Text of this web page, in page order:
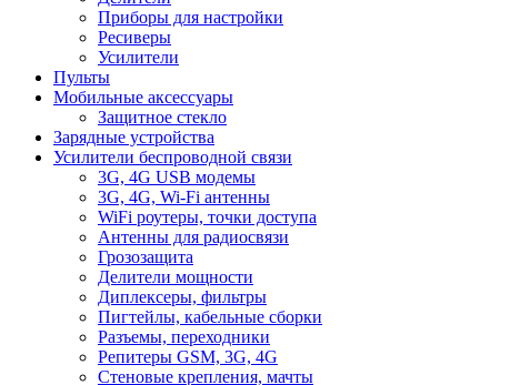
Приборы для настройки
Ресиверы
Усилители
Пульты
Мобильные аксессуары
Защитное стекло
Зарядные устройства
Усилители беспроводной связи
3G, 4G USB модемы
3G, 4G, Wi-Fi антенны
WiFi роутеры, точки доступа
Антенны для радиосвязи
Грозозащита
Делители мощности
Диплексеры, фильтры
Пигтейлы, кабельные сборки
Разъемы, переходники
Репитеры GSM, 3G, 4G
Стеновые крепления, мачты